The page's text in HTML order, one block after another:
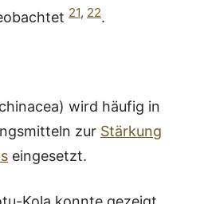
21, 22.
wird häufig in
zur Stärkung
eingesetzt.